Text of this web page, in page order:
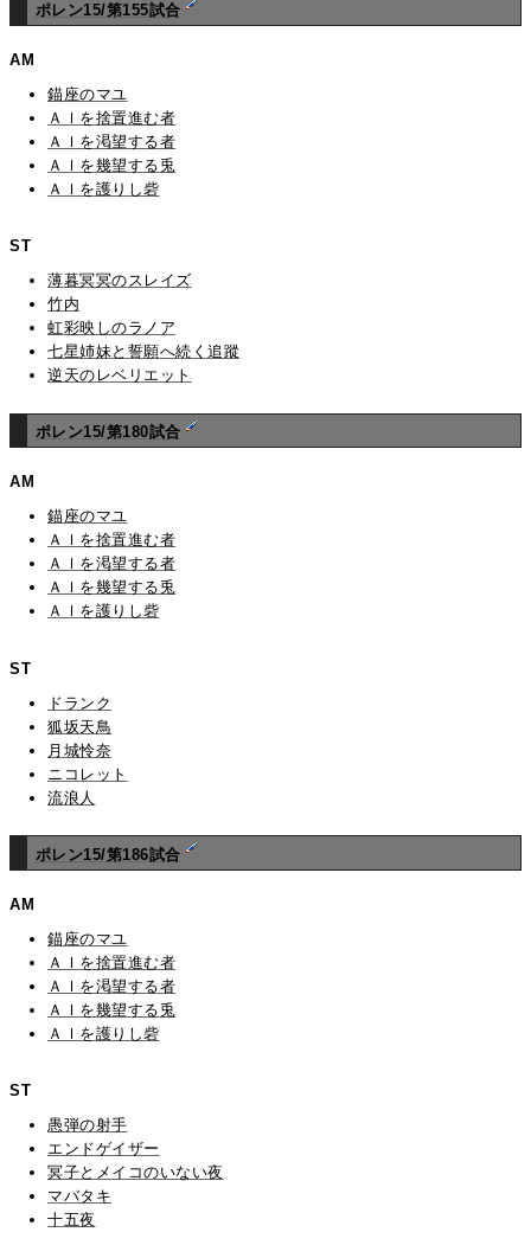
ポレン15/第155試合
AM
錨座のマユ
ＡＩを捨置進む者
ＡＩを渇望する者
ＡＩを幾望する兎
ＡＩを護りし砦
ST
薄暮冥冥のスレイズ
竹内
虹彩映しのラノア
七星姉妹と誓願へ続く追蹤
逆天のレベリエット
ポレン15/第180試合
AM
錨座のマユ
ＡＩを捨置進む者
ＡＩを渇望する者
ＡＩを幾望する兎
ＡＩを護りし砦
ST
ドランク
狐坂天鳥
月城怜奈
ニコレット
流浪人
ポレン15/第186試合
AM
錨座のマユ
ＡＩを捨置進む者
ＡＩを渇望する者
ＡＩを幾望する兎
ＡＩを護りし砦
ST
愚弾の射手
エンドゲイザー
冥子とメイコのいない夜
マバタキ
十五夜